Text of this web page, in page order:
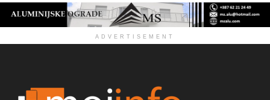
ADVERTISEMENT